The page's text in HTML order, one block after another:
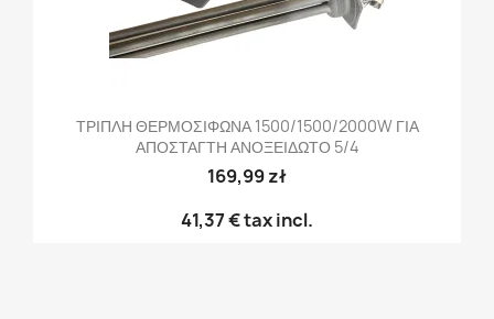
ΤΡΙΠΛΗ ΘΕΡΜΟΣΙΦΩΝΑ 1500/1500/2000W ΓΙΑ
ΑΠΟΣΤΑΓΤΗ ΑΝΟΞΕΙΔΩΤΟ 5/4
169,99 zł
41,37 €tax incl.